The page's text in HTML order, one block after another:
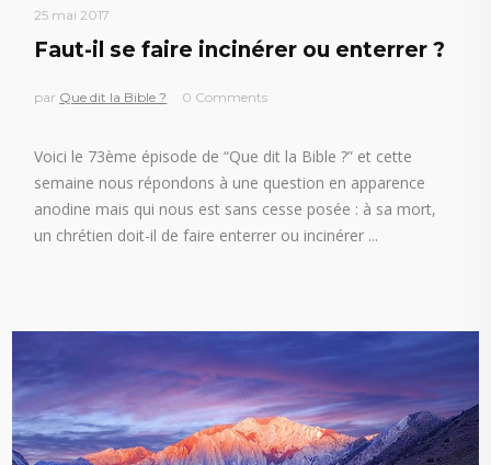
25 mai 2017
Faut-il se faire incinérer ou enterrer ?
par Que dit la Bible ? 0 Comments
Voici le 73ème épisode de “Que dit la Bible ?” et cette
semaine nous répondons à une question en apparence
anodine mais qui nous est sans cesse posée : à sa mort,
un chrétien doit-il de faire enterrer ou incinérer